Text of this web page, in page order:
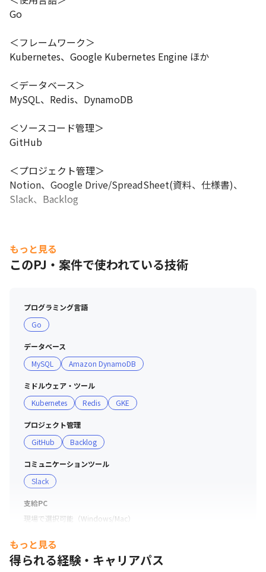
Go
＜フレームワーク＞
Kubernetes、Google Kubernetes Engine ほか
＜データベース＞
MySQL、Redis、DynamoDB
＜ソースコード管理＞
GitHub
＜プロジェクト管理＞
Notion、Google Drive/SpreadSheet(資料、仕様書)、
Slack、Backlog
もっと見る
このPJ・案件で使われている技術
プログラミング言語
Go
データベース
MySQL
Amazon DynamoDB
ミドルウェア・ツール
Kubernetes
Redis GKE
プロジェクト管理
GitHub
Backlog
コミュニケーションツール
Slack
支給PC
現場で選択可能（Windows/Mac）
もっと見る
得られる経験・キャリアパス